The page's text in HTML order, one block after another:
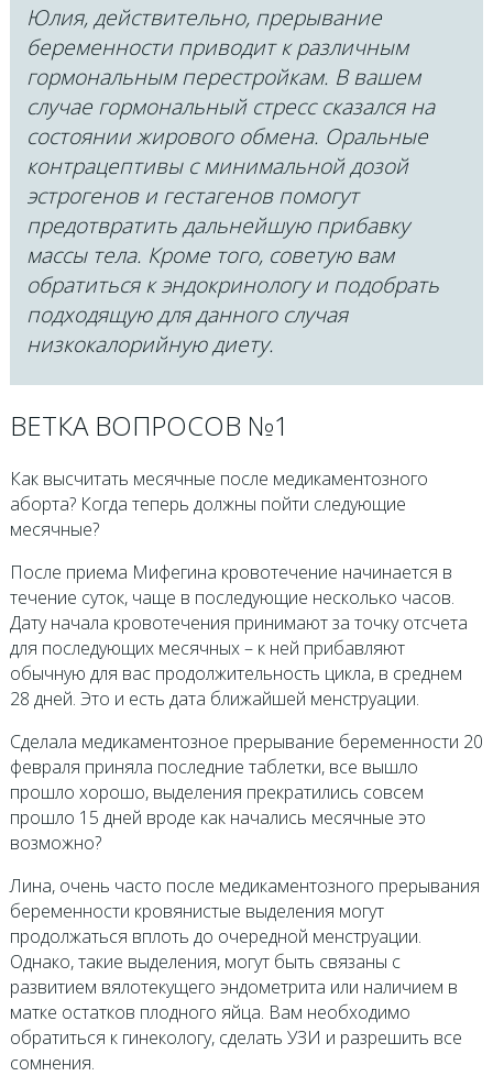
Юлия, действительно, прерывание
беременности приводит к различным
гормональным перестройкам. В вашем
случае гормональный стресс сказался на
состоянии жирового обмена. Оральные
контрацептивы с минимальной дозой
эстрогенов и гестагенов помогут
предотвратить дальнейшую прибавку
массы тела. Кроме того, советую вам
обратиться к эндокринологу и подобрать
подходящую для данного случая
низкокалорийную диету.
ВЕТКА ВОПРОСОВ №1
Как высчитать месячные после медикаментозного
аборта? Когда теперь должны пойти следующие
месячные?
После приема Мифегина кровотечение начинается в
течение суток, чаще в последующие несколько часов.
Дату начала кровотечения принимают за точку отсчета
для последующих месячных – к ней прибавляют
обычную для вас продолжительность цикла, в среднем
28 дней. Это и есть дата ближайшей менструации.
Сделала медикаментозное прерывание беременности 20
февраля приняла последние таблетки, все вышло
прошло хорошо, выделения прекратились совсем
прошло 15 дней вроде как начались месячные это
возможно?
Лина, очень часто после медикаментозного прерывания
беременности кровянистые выделения могут
продолжаться вплоть до очередной менструации.
Однако, такие выделения, могут быть связаны с
развитием вялотекущего эндометрита или наличием в
матке остатков плодного яйца. Вам необходимо
обратиться к гинекологу, сделать УЗИ и разрешить все
сомнения.